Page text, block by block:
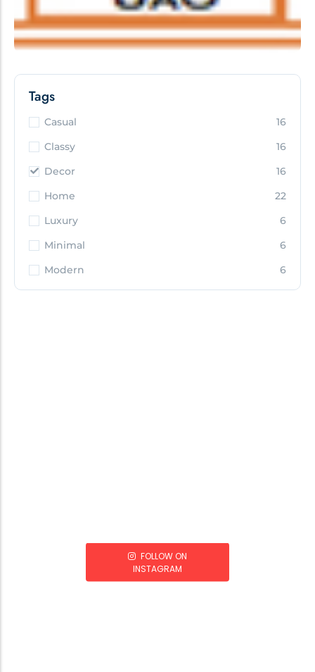
Tags
Casual
16
Classy
16
Decor
16
Home
22
Luxury
6
Minimal
6
Modern
6
FOLLOW ON
INSTAGRAM